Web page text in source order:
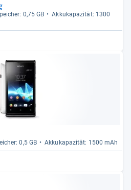
0,75 GB
Akku­ka­pa­zi­tät: 1300
0,5 GB Akku­ka­pa­zi­tät: 1500 mAh